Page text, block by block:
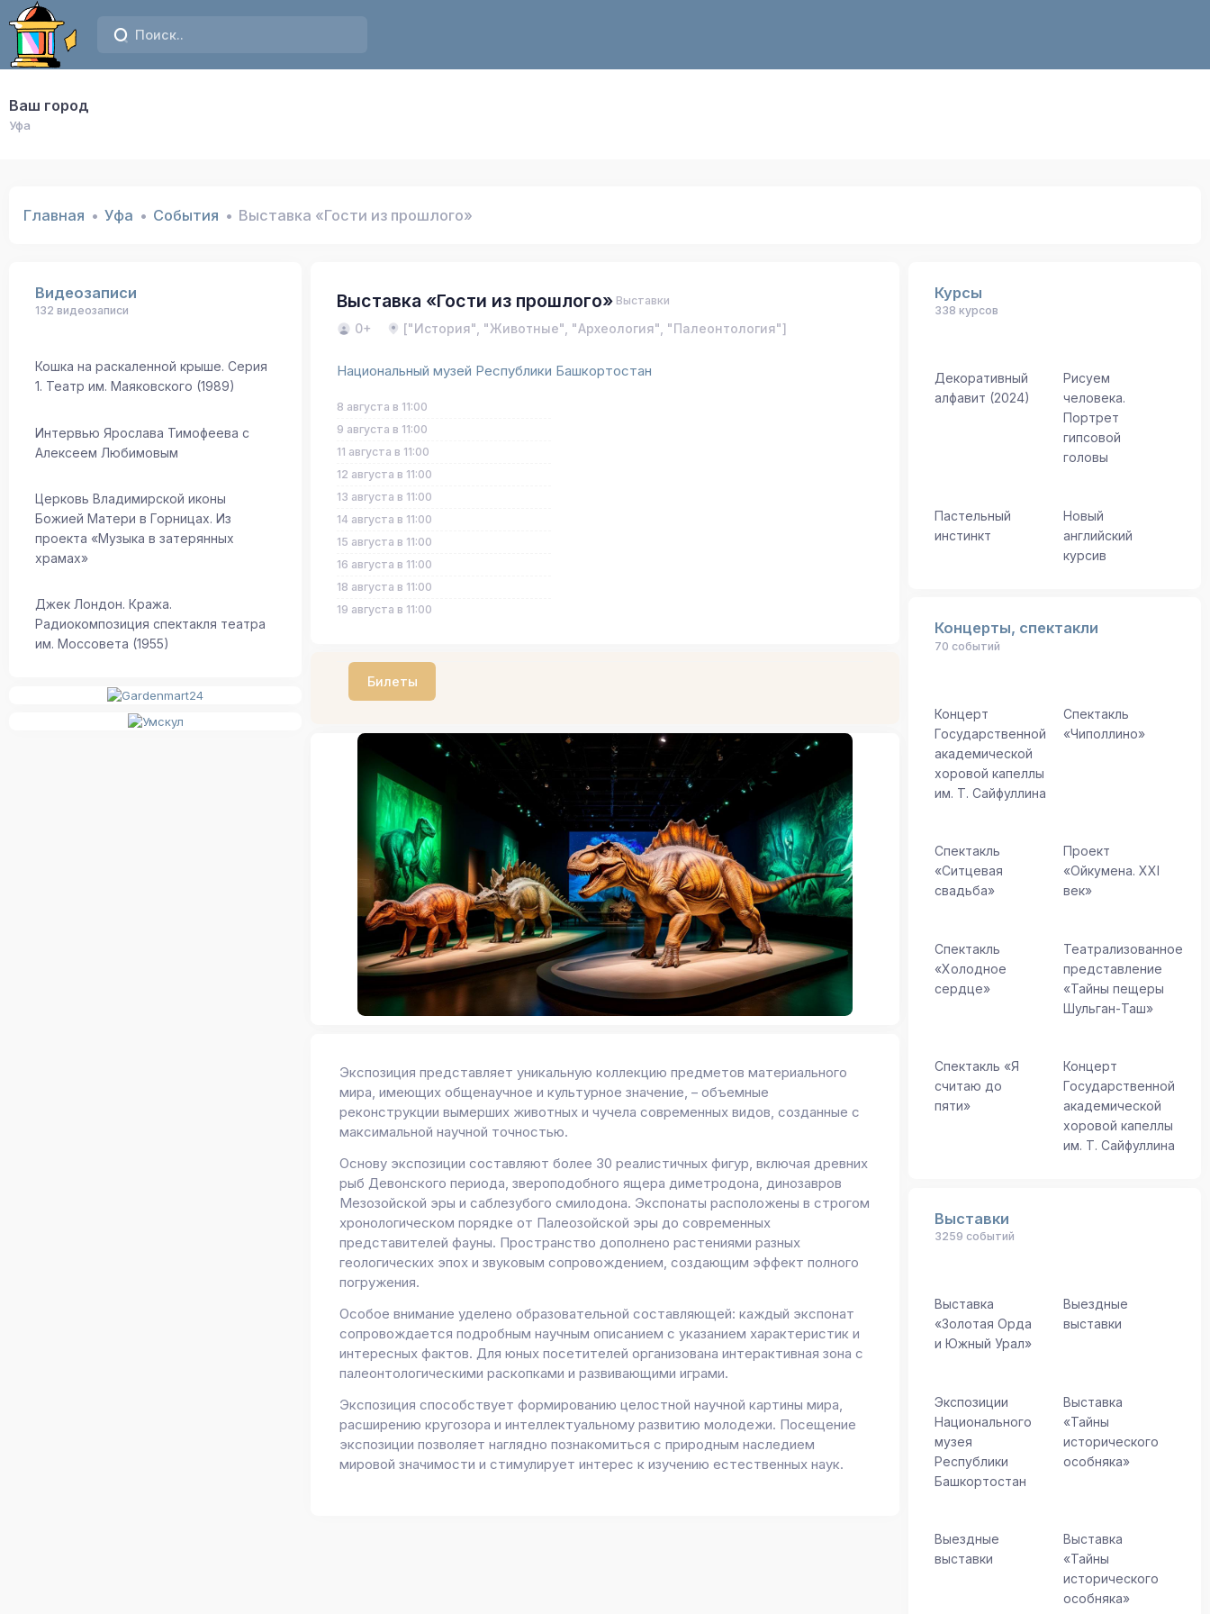
Ваш город
Уфа
Главная Уфа События Выставка «Гости из прошлого»
Видеозаписи
132 видеозаписи
Кошка на раскаленной крыше. Серия
1. Театр им. Маяковского (1989)
Интервью Ярослава Тимофеева с
Алексеем Любимовым
Церковь Владимирской иконы
Божией Матери в Горницах. Из
проекта «Музыка в затерянных
храмах»
Джек Лондон. Кража.
Радиокомпозиция спектакля театра
им. Моссовета (1955)
Выставка «Гости из прошлого» Выставки
0+ ["История", "Животные", "Археология", "Палеонтология"]
Национальный музей Республики Башкортостан
8 августа в 11:00
9 августа в 11:00
11 августа в 11:00
12 августа в 11:00
13 августа в 11:00
14 августа в 11:00
15 августа в 11:00
16 августа в 11:00
18 августа в 11:00
19 августа в 11:00
Билеты
Экспозиция представляет уникальную коллекцию предметов материального
мира, имеющих общенаучное и культурное значение, – объемные
реконструкции вымерших животных и чучела современных видов, созданные с
максимальной научной точностью.
Основу экспозиции составляют более 30 реалистичных фигур, включая древних
рыб Девонского периода, звероподобного ящера диметродона, динозавров
Мезозойской эры и саблезубого смилодона. Экспонаты расположены в строгом
хронологическом порядке от Палеозойской эры до современных
представителей фауны. Пространство дополнено растениями разных
геологических эпох и звуковым сопровождением, создающим эффект полного
погружения.
Особое внимание уделено образовательной составляющей: каждый экспонат
сопровождается подробным научным описанием с указанием характеристик и
интересных фактов. Для юных посетителей организована интерактивная зона с
палеонтологическими раскопками и развивающими играми.
Экспозиция способствует формированию целостной научной картины мира,
расширению кругозора и интеллектуальному развитию молодежи. Посещение
экспозиции позволяет наглядно познакомиться с природным наследием
мировой значимости и стимулирует интерес к изучению естественных наук.
Курсы
338 курсов
Декоративный
алфавит (2024)
Рисуем
человека.
Портрет
гипсовой
головы
Пастельный
инстинкт
Новый
английский
курсив
Концерты, спектакли
70 событий
Концерт
Государственной
академической
хоровой капеллы
им. Т. Сайфуллина
Спектакль
«Чиполлино»
Спектакль
«Ситцевая
свадьба»
Проект
«Ойкумена. XXI
век»
Спектакль
«Холодное
сердце»
Театрализованное
представление
«Тайны пещеры
Шульган-Таш»
Спектакль «Я
считаю до
пяти»
Концерт
Государственной
академической
хоровой капеллы
им. Т. Сайфуллина
Выставки
3259 событий
Выставка
«Золотая Орда
и Южный Урал»
Выездные
выставки
Экспозиции
Национального
музея
Республики
Башкортостан
Выставка
«Тайны
исторического
особняка»
Выездные
выставки
Выставка
«Тайны
исторического
особняка»